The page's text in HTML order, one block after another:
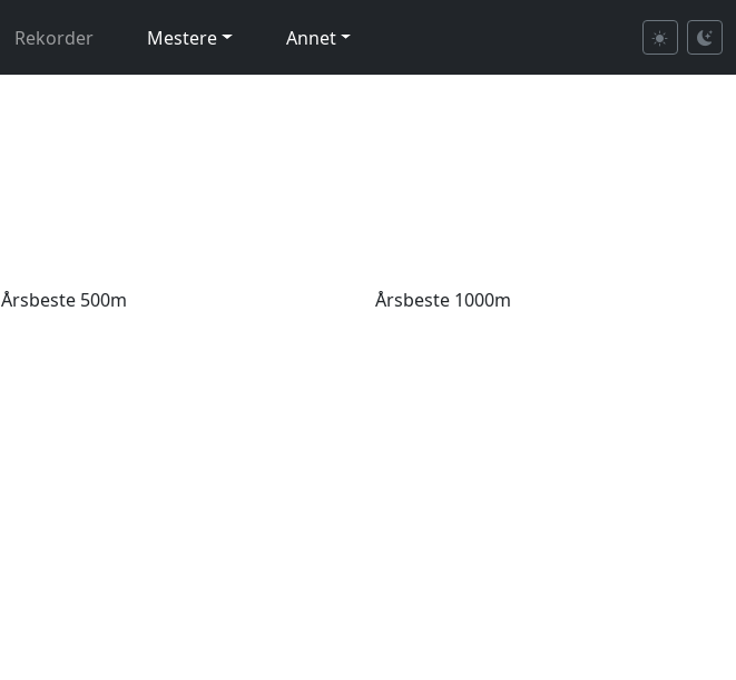
Rekorder Mestere Annet
Årsbeste 500m Årsbeste 1000m